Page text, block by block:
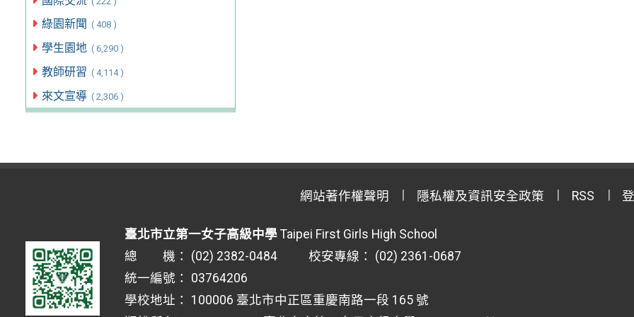
綠園新聞 ( 408 )
學生園地 ( 6,290 )
教師研習 ( 4,114 )
來文宣導 ( 2,306 )
網站著作權聲明 隱私權及資訊安全政策 RSS
臺北市立第一女子高級中學 Taipei First Girls High School
總 機： (02) 2382-0484 校安專線： (02) 2361-0687
統一編號： 03764206
學校地址： 100006 臺北市中正區重慶南路一段 165 號